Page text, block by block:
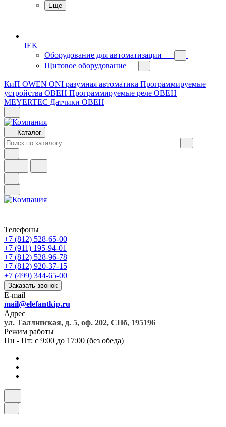
Еще
IEK
Оборудование для автоматизации
Щитовое оборудование
КиП OWEN ONI разумная автоматика Программируемые
устройства ОВЕН Программируемые реле ОВЕН
MEYERTEC Датчики ОВЕН
Каталог
Телефоны
+7 (812) 528-65-00
+7 (911) 195-94-01
+7 (812) 528-96-78
+7 (812) 920-37-15
+7 (499) 344-65-00
Заказать звонок
E-mail
mail@elefantkip.ru
Адрес
ул. Таллинская, д. 5, оф. 202, СПб, 195196
Режим работы
Пн - Пт: с 9:00 до 17:00 (без обеда)